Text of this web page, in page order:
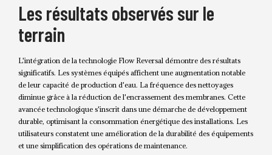
Les résultats observés sur le
terrain
L'intégration de la technologie Flow Reversal démontre des résultats
significatifs. Les systèmes équipés affichent une augmentation notable
de leur capacité de production d'eau. La fréquence des nettoyages
diminue grâce à la réduction de l'encrassement des membranes. Cette
avancée technologique s'inscrit dans une démarche de développement
durable, optimisant la consommation énergétique des installations. Les
utilisateurs constatent une amélioration de la durabilité des équipements
et une simplification des opérations de maintenance.